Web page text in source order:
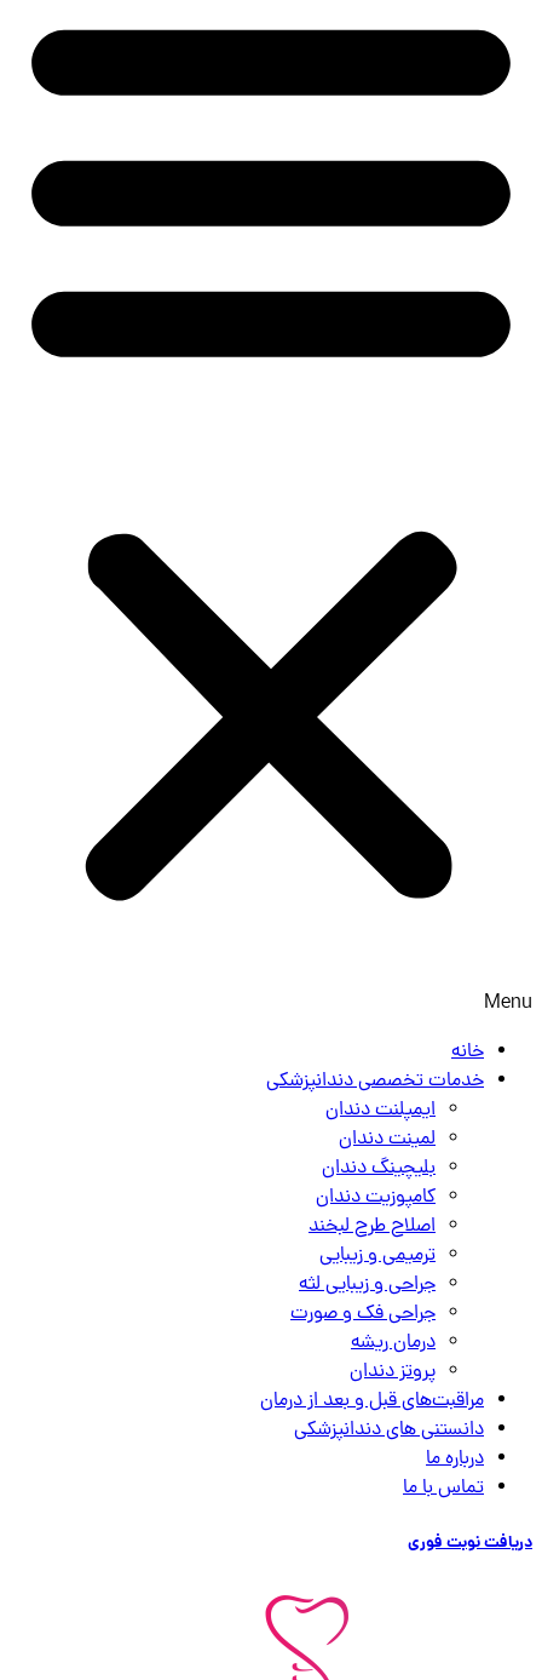
Menu
خانه
خدمات تخصصی دندانپزشکی
ایمپلنت دندان
لمینت دندان
بلیچینگ دندان
کامپوزیت دندان
اصلاح طرح لبخند
ترمیمی و زیبایی
جراحی و زیبایی لثه
جراحی فک و صورت
درمان ریشه
پروتز دندان
مراقبت‌های قبل و بعد از درمان
دانستنی های دندانپزشکی
درباره ما
تماس با ما
دریافت نوبت فوری